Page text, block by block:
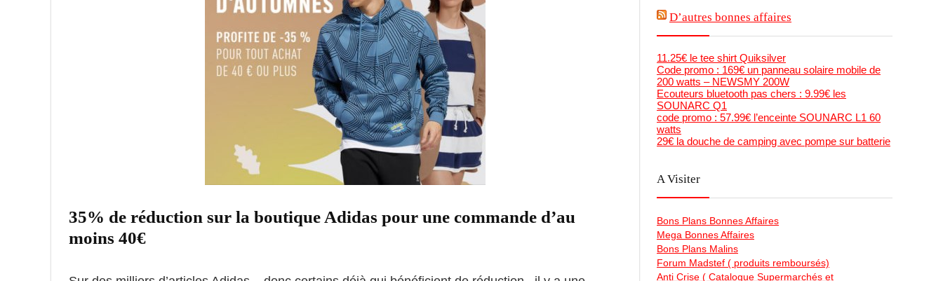
35% de réduction sur la boutique Adidas pour une commande d’au
moins 40€
D’autres bonnes affaires
11.25€ le tee shirt Quiksilver
Code promo : 169€ un panneau solaire mobile de
200 watts – NEWSMY 200W
Ecouteurs bluetooth pas chers : 9.99€ les
SOUNARC Q1
code promo : 57.99€ l’enceinte SOUNARC L1 60
watts
29€ la douche de camping avec pompe sur batterie
A Visiter
Bons Plans Bonnes Affaires
Mega Bonnes Affaires
Bons Plans Malins
Forum Madstef ( produits remboursés)
Anti Crise ( Catalogue Supermarchés et